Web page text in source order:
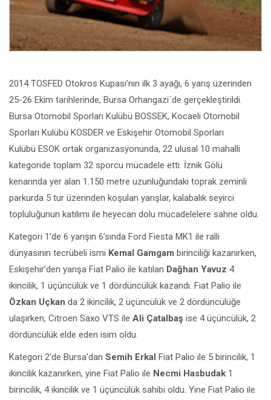
2014 TOSFED Otokros Kupası’nın ilk 3 ayağı, 6 yarış üzerinden
25-26 Ekim tarihlerinde, Bursa Orhangazi´de gerçekleştirildi.
Bursa Otomobil Sporları Kulübü BOSSEK, Kocaeli Otomobil
Sporları Kulübü KOSDER ve Eskişehir Otomobil Sporları
Kulübü ESOK ortak organizasyonunda, 22 ulusal 10 mahalli
kategoride toplam 32 sporcu mücadele etti. İznik Gölü
kenarında yer alan 1.150 metre uzunluğundaki toprak zeminli
parkurda 5 tur üzerinden koşulan yarışlar, kalabalık seyirci
topluluğunun katılımı ile heyecan dolu mücadelelere sahne oldu.
Kategori 1’de 6 yarışın 6’sında Ford Fiesta MK1 ile ralli
dünyasının tecrübeli ismi Kemal Gamgam birinciliği kazanırken,
Eskişehir’den yarışa Fiat Palio ile katılan Dağhan Yavuz 4
ikincilik, 1 üçüncülük ve 1 dördüncülük kazandı. Fiat Palio ile
Özkan Uçkan da 2 ikincilik, 2 üçüncülük ve 2 dördüncülüğe
ulaşırken, Citroen Saxo VTS ile Ali Çatalbaş ise 4 üçüncülük, 2
dördüncülük elde eden isim oldu.
Kategori 2′de Bursa’dan Semih Erkal Fiat Palio ile 5 birincilik, 1
ikincilik kazanırken, yine Fiat Palio ile Necmi Hasbudak 1
birincilik, 4 ikincilik ve 1 üçüncülük sahibi oldu. Yine Fiat Palio ile